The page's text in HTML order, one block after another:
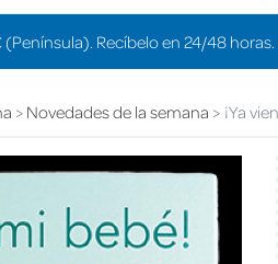
Recíbelo en 24/48
Novedades de la semana ¡Ya